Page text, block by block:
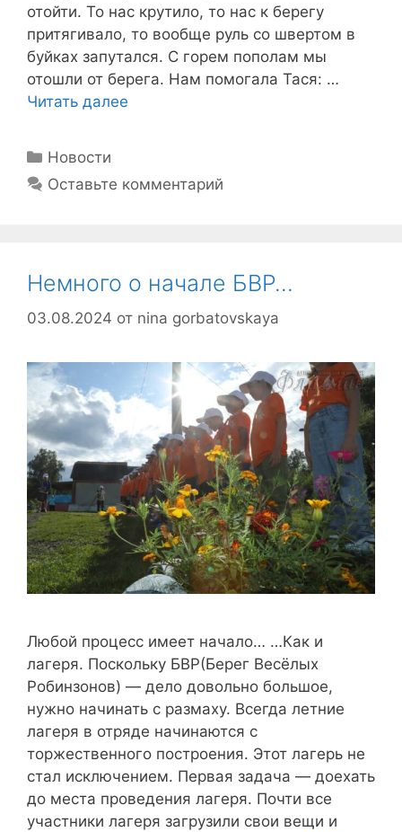
отойти. То нас крутило, то нас к берегу
притягивало, то вообще руль со швертом в
буйках запутался. С горем пополам мы
отошли от берега. Нам помогала Тася: …
Читать далее
Рубрики
Новости
Оставьте комментарий
Немного о начале БВР…
03.08.2024 от nina gorbatovskaya
Любой процесс имеет начало… …Как и
лагеря. Поскольку БВР(Берег Весëлых
Робинзонов) — дело довольно большое,
нужно начинать с размаху. Всегда летние
лагеря в отряде начинаются с
торжественного построения. Этот лагерь не
стал исключением. Первая задача — доехать
до места проведения лагеря. Почти все
участники лагеря загрузили свои вещи и